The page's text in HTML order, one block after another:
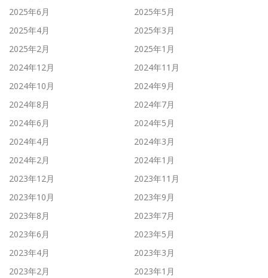
2025年6月
2025年5月
2025年4月
2025年3月
2025年2月
2025年1月
2024年12月
2024年11月
2024年10月
2024年9月
2024年8月
2024年7月
2024年6月
2024年5月
2024年4月
2024年3月
2024年2月
2024年1月
2023年12月
2023年11月
2023年10月
2023年9月
2023年8月
2023年7月
2023年6月
2023年5月
2023年4月
2023年3月
2023年2月
2023年1月